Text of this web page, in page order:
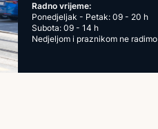
Radno vrijeme:
Ponedjeljak - Petak: 09 - 20 h
Subota: 09 - 14 h
Nedjeljom i praznikom ne radimo